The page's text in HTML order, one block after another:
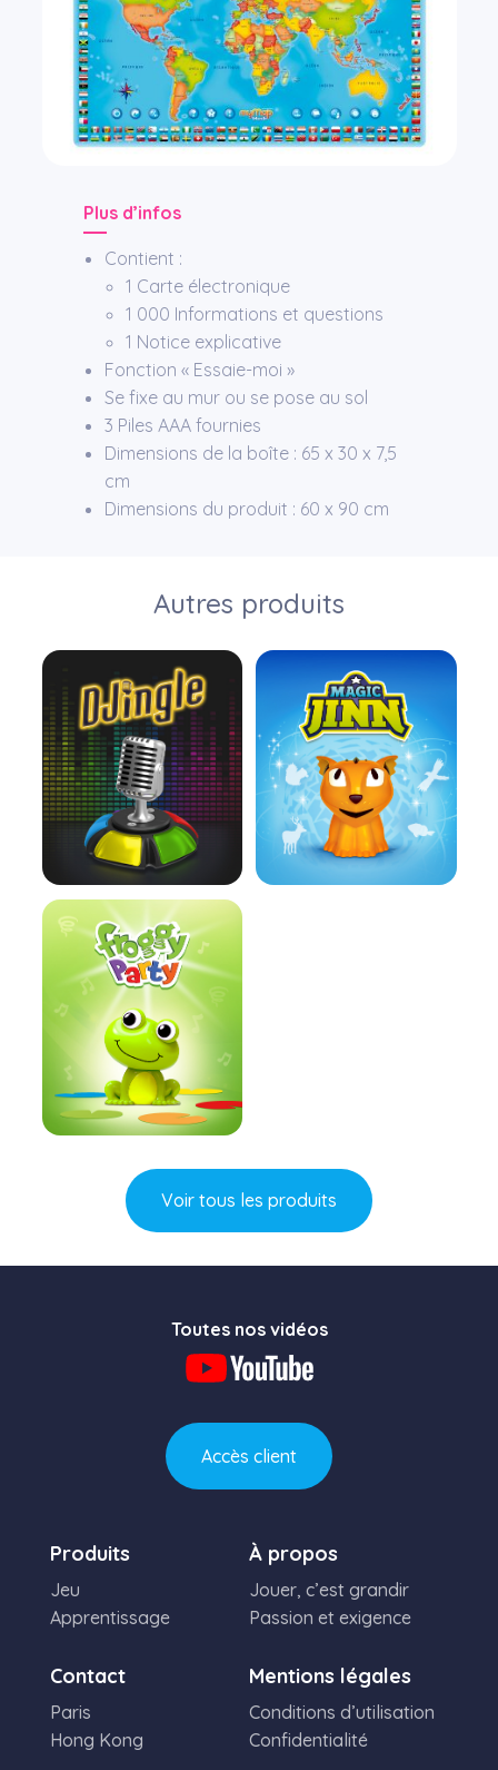
Plus d’infos
Contient :
1 Carte électronique
1 000 Informations et questions
1 Notice explicative
Fonction « Essaie-moi »
Se fixe au mur ou se pose au sol
3 Piles AAA fournies
Dimensions de la boîte : 65 x 30 x 7,5
cm
Dimensions du produit : 60 x 90 cm
Autres produits
En savoir plus
Voir tous les produits
Toutes nos vidéos
Produits
Jeu
Apprentissage
À propos
Jouer, c’est grandir
Passion et exigence
Contact
Paris
Hong Kong
Mentions légales
Conditions d’utilisation
Confidentialité
Accès client